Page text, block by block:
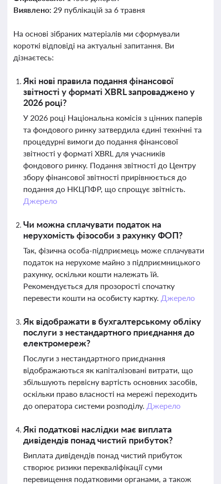
Виявлено: 29 публікацій за 6 травня
На основі зібраних матеріалів ми сформували
короткі відповіді на актуальні запитання. Ви
дізнаєтесь:
Які нові правила подання фінансової
звітності у форматі XBRL запроваджено у
2026 році?
У 2026 році Національна комісія з цінних паперів
та фондового ринку затвердила єдині технічні та
процедурні вимоги до подання фінансової
звітності у форматі XBRL для учасників
фондового ринку. Подання звітності до Центру
збору фінансової звітності прирівнюється до
подання до НКЦПФР, що спрощує звітність.
Джерело
Чи можна сплачувати податок на
нерухомість фізособи з рахунку ФОП?
Так, фізична особа-підприємець може сплачувати
податок на нерухоме майно з підприємницького
рахунку, оскільки кошти належать їй.
Рекомендується для прозорості спочатку
перевести кошти на особисту картку. Джерело
Як відображати в бухгалтерському обліку
послуги з нестандартного приєднання до
електромереж?
Послуги з нестандартного приєднання
відображаються як капіталізовані витрати, що
збільшують первісну вартість основних засобів,
оскільки право власності на мережі переходить
до оператора системи розподілу. Джерело
Які податкові наслідки має виплата
дивідендів понад чистий прибуток?
Виплата дивідендів понад чистий прибуток
створює ризики перекваліфікації суми
перевищення податковими органами, а також